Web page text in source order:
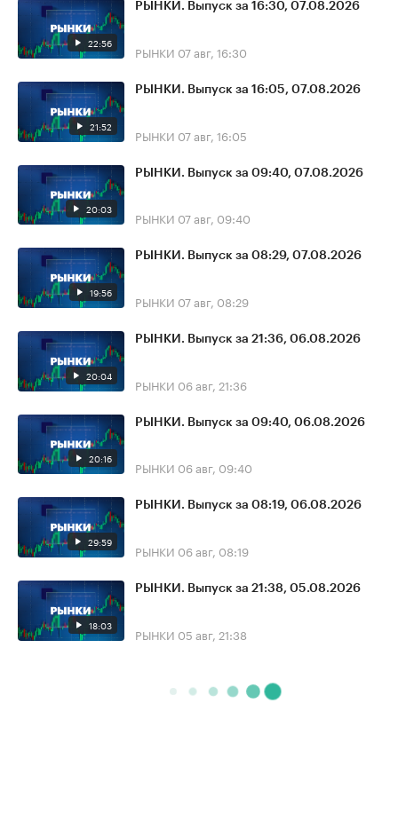
22:56
РЫНКИ. Выпуск за 16:30, 07.08.2026
РЫНКИ 07 авг, 16:30
21:52
РЫНКИ. Выпуск за 16:05, 07.08.2026
РЫНКИ 07 авг, 16:05
20:03
РЫНКИ. Выпуск за 09:40, 07.08.2026
РЫНКИ 07 авг, 09:40
19:56
РЫНКИ. Выпуск за 08:29, 07.08.2026
РЫНКИ 07 авг, 08:29
20:04
РЫНКИ. Выпуск за 21:36, 06.08.2026
РЫНКИ 06 авг, 21:36
20:16
РЫНКИ. Выпуск за 09:40, 06.08.2026
РЫНКИ 06 авг, 09:40
29:59
РЫНКИ. Выпуск за 08:19, 06.08.2026
РЫНКИ 06 авг, 08:19
18:03
РЫНКИ. Выпуск за 21:38, 05.08.2026
РЫНКИ 05 авг, 21:38